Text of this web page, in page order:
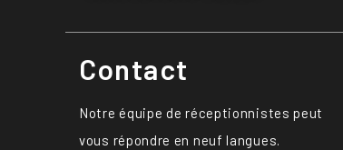
Contact
Notre équipe de réceptionnistes peut
vous répondre en neuf langues.